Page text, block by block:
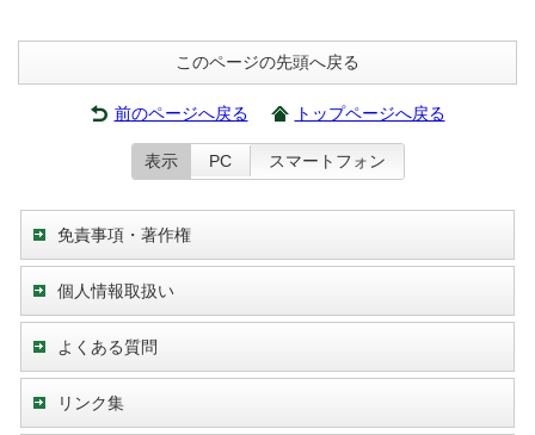
このページの先頭へ戻る
前のページへ戻る トップページへ戻る
表示 PC スマートフォン
免責事項・著作権
個人情報取扱い
よくある質問
リンク集